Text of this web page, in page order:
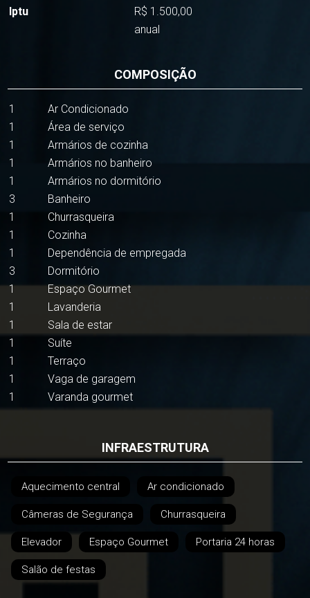
Iptu
R$ 1.500,00
anual
COMPOSIÇÃO
1
Ar Condicionado
1
Área de serviço
1
Armários de cozinha
1
Armários no banheiro
1
Armários no dormitório
3
Banheiro
1
Churrasqueira
1
Cozinha
1
Dependência de empregada
3
Dormitório
1
Espaço Gourmet
1
Lavanderia
1
Sala de estar
1
Suíte
1
Terraço
1
Vaga de garagem
1
Varanda gourmet
INFRAESTRUTURA
Aquecimento central Ar condicionado
Câmeras de Segurança Churrasqueira
Elevador Espaço Gourmet Portaria 24 horas
Salão de festas